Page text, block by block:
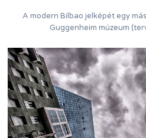
A modern Bilbao jelképét egy
Guggenheim múzeum